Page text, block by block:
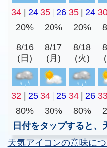
34 | 24 35 | 26 35 | 24 30
20%
20% 20%
8/16
(日)
8/17
(月)
8/18
(火)
32 | 25 34 | 25 34 | 26 33
80%
30% 80%
日付をタップすると、
天気アイコンの意味に